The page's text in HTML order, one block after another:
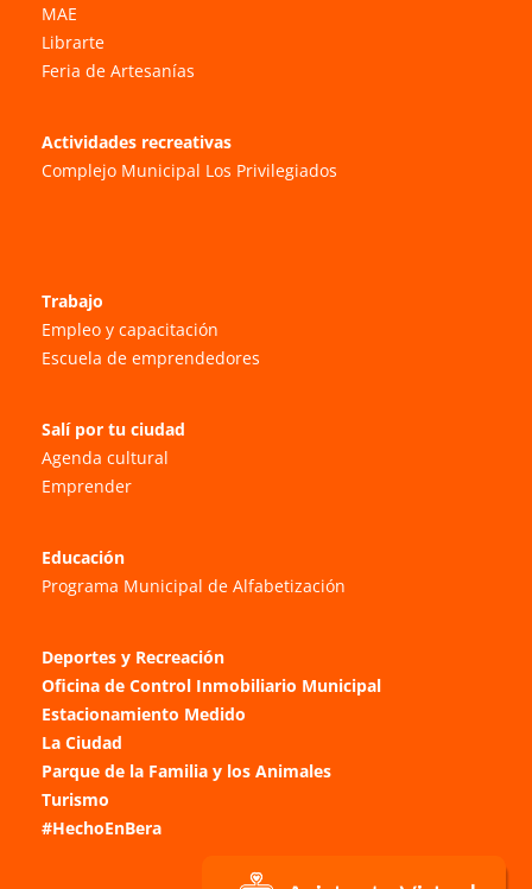
MAE
Librarte
Feria de Artesanías
Actividades recreativas
Complejo Municipal Los Privilegiados
Trabajo
Empleo y capacitación
Escuela de emprendedores
Salí por tu ciudad
Agenda cultural
Emprender
Educación
Programa Municipal de Alfabetización
Deportes y Recreación
Oficina de Control Inmobiliario Municipal
Estacionamiento Medido
La Ciudad
Parque de la Familia y los Animales
Turismo
#HechoEnBera